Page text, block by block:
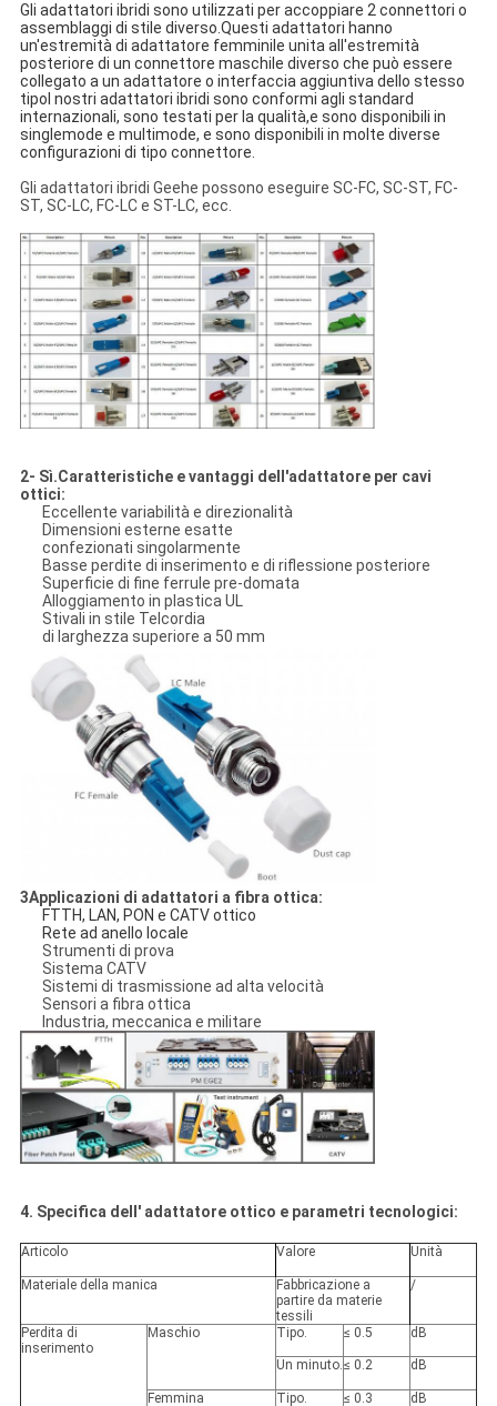
Gli adattatori ibridi sono utilizzati per accoppiare 2 connettori o
assemblaggi di stile diverso.Questi adattatori hanno
un'estremità di adattatore femminile unita all'estremità
posteriore di un connettore maschile diverso che può essere
collegato a un adattatore o interfaccia aggiuntiva dello stesso
tipoI nostri adattatori ibridi sono conformi agli standard
internazionali, sono testati per la qualità,e sono disponibili in
singlemode e multimode, e sono disponibili in molte diverse
configurazioni di tipo connettore.
Gli adattatori ibridi Geehe possono eseguire SC-FC, SC-ST, FC-
ST, SC-LC, FC-LC e ST-LC, ecc.
2- Sì.Caratteristiche e vantaggi dell'adattatore per cavi
ottici:
Eccellente variabilità e direzionalità
Dimensioni esterne esatte
confezionati singolarmente
Basse perdite di inserimento e di riflessione posteriore
Superficie di fine ferrule pre-domata
Alloggiamento in plastica UL
Stivali in stile Telcordia
di larghezza superiore a 50 mm
3Applicazioni di adattatori a fibra ottica:
FTTH, LAN, PON e CATV ottico
Rete ad anello locale
Strumenti di prova
Sistema CATV
Sistemi di trasmissione ad alta velocità
Sensori a fibra ottica
Industria, meccanica e militare
4. Specifica dell' adattatore ottico e parametri tecnologici:
Articolo Valore Unità
Materiale della manica
Fabbricazione a
partire da materie
tessili
/
Perdita di
inserimento
Maschio Tipo. ≤ 0.5 dB
Un minuto.≤ 0.2 dB
Femmina Tipo. ≤ 0.3 dB